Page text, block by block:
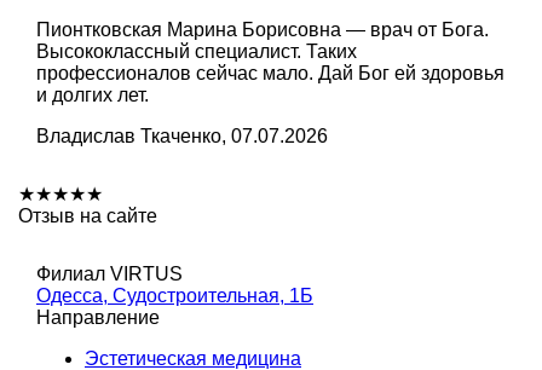
Пионтковская Марина Борисовна — врач от Бога.
Высококлассный специалист. Таких
профессионалов сейчас мало. Дай Бог ей здоровья
и долгих лет.
Владислав Ткаченко, 07.07.2026
★★★★★
Отзыв на сайте
Филиал VIRTUS
Одесса, Судостроительная, 1Б
Направление
Эстетическая медицина